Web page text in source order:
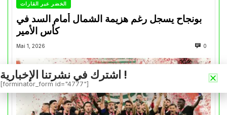
الخضر عبر القارات
بونجاح يسجل رغم هزيمة الشمال أمام السد في
كأس الأمير
Mai 1, 2026 0
اشترك في نشرتنا الإخبارية !
[forminator_form id="4777"]